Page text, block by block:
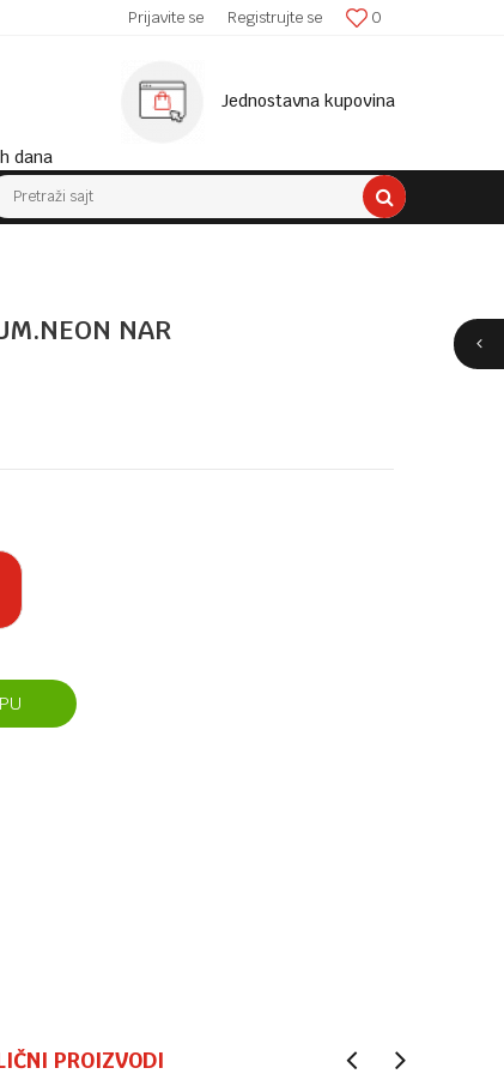
SIGURNA ISPORUKA! 0
Prijavite se Registrujte se
dana
Jednostavna kupovina
Pretraži sajt
NAR
PROIZVODI